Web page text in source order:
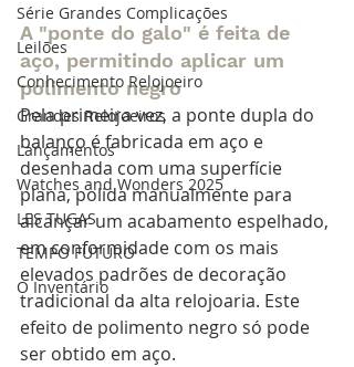
Série Grandes Complicações
Leilões
Conhecimento Relojoeiro
Grandes Relojoeiros
Lançamentos
Watches and Wonders 2025
LES TUGAS
TEMPO FUTURO
O Inventário
A "ponte do galo" é feita de
aço, permitindo aplicar um
polimento negro
Pela primeira vez, a ponte dupla do
balanço é fabricada em aço e
desenhada com uma superfície
plana, polida manualmente para
alcançar um acabamento espelhado,
em conformidade com os mais
elevados padrões de decoração
tradicional da alta relojoaria. Este
efeito de polimento negro só pode
ser obtido em aço.